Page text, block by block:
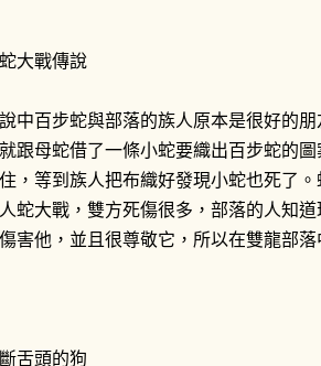
大戰傳說
中百步蛇與部落的族人原本是很好的
跟母蛇借了一條小蛇要織出百步蛇的
，等到族人把布織好發現小蛇也死了
蛇大戰，雙方死傷很多，部落的人知
害他，並且很尊敬它，所以在雙龍部
舌頭的狗